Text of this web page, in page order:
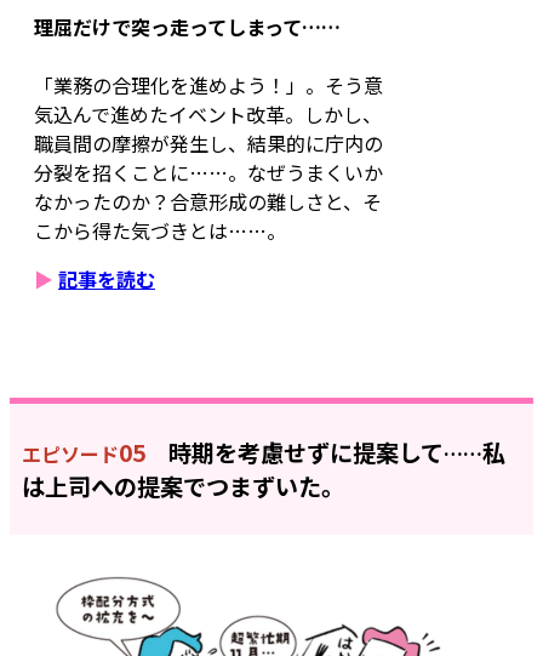
理屈だけで突っ走ってしまって……
「業務の合理化を進めよう！」。そう意
気込んで進めたイベント改革。しかし、
職員間の摩擦が発生し、結果的に庁内の
分裂を招くことに……。なぜうまくいか
なかったのか？合意形成の難しさと、そ
こから得た気づきとは……。
▶ 記事を読む
エピソード05 時期を考慮せずに提案して……私
は上司への提案でつまずいた。